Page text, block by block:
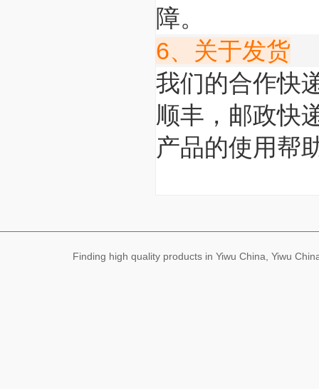
障。
6、关于发货
我们的合作快
顺丰，邮政快
产品的使用帮
Finding high quality products in Yiwu China, Yiwu